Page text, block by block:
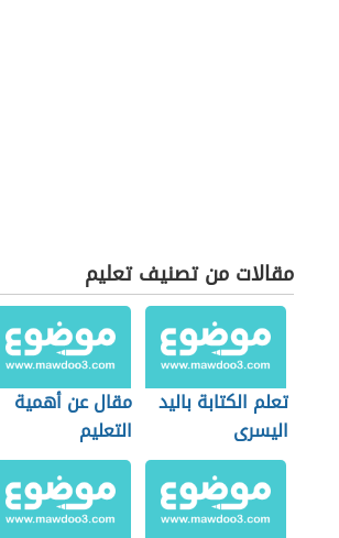
مقالات من تصنيف تعليم
تعلم الكتابة باليد
اليسرى
مقال عن أهمية
التعليم